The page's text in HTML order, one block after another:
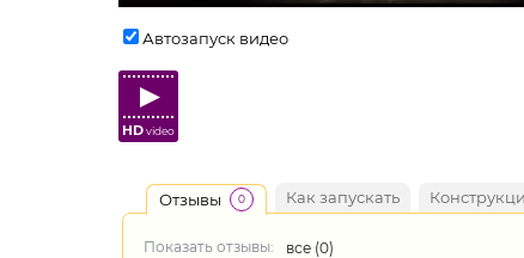
Автозапуск видео
HDvideo
Отзывы 0 Как запускать
Показать отзывы: все (0)